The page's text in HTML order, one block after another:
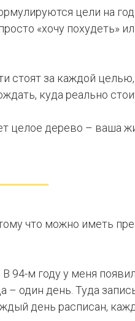
цели на
«хочу похудеть»
стоят за каждой
куда реально
целое дерево – ваша
что можно иметь
94-м году у меня
– один день. Туда
день расписан,